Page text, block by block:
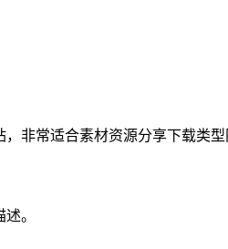
非常适合素材资源分享下载类型
。